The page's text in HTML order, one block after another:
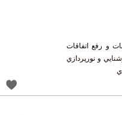
و رفع اتفاقات
و نورپردازي